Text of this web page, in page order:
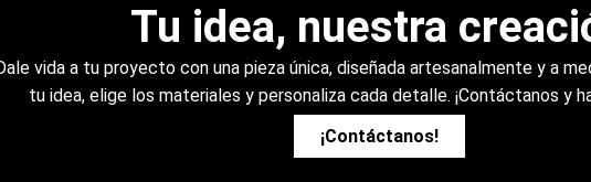
Tu idea, nuestra
vida a tu proyecto con una pieza única, diseñada artesanalmente y a
tu idea, elige los materiales y personaliza cada detalle. ¡Contáctanos y
¡Contáctanos!